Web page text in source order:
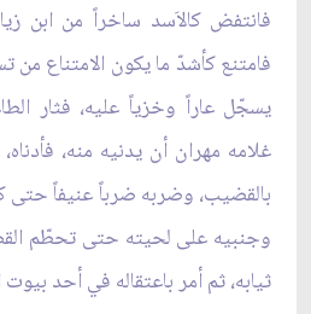
فانتفض كالاَسد ساخراً من ابن
فامتنع كأشدّ ما يكون الامتناع من
يسجّل عاراً وخزياً عليه، فثار
غلامه مهران أن يدنيه منه،
بالقضيب، وضربه ضرباً عنيفاً حتى
وجنبيه على لحيته حتى تحطّم
ثيابه، ثم أمر باعتقاله في أحد